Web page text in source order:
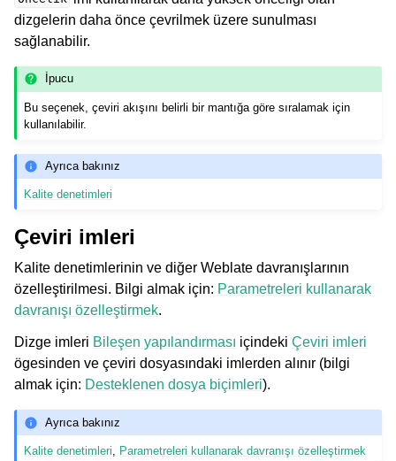
dizgelerin daha önce çevrilmek üzere sunulması
sağlanabilir.
İpucu
Bu seçenek, çeviri akışını belirli bir mantığa göre sıralamak için
kullanılabilir.
Ayrıca bakınız
Kalite denetimleri
Çeviri imleri
Kalite denetimlerinin ve diğer Weblate davranışlarının
özelleştirilmesi. Bilgi almak için: Parametreleri kullanarak
davranışı özelleştirmek.
Dizge imleri Bileşen yapılandırması içindeki Çeviri imleri
ögesinden ve çeviri dosyasındaki imlerden alınır (bilgi
almak için: Desteklenen dosya biçimleri).
Ayrıca bakınız
Kalite denetimleri, Parametreleri kullanarak davranışı özelleştirmek